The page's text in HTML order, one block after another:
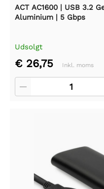
ACT AC1600 | USB 3.2
Aluminium | 5 Gbps
Udsolgt
€ 26,75 Inkl. moms